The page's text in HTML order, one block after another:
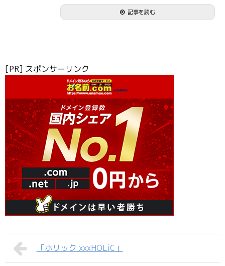
記事を読む
[PR] スポンサーリンク
「ホリック xxxHOLiC」